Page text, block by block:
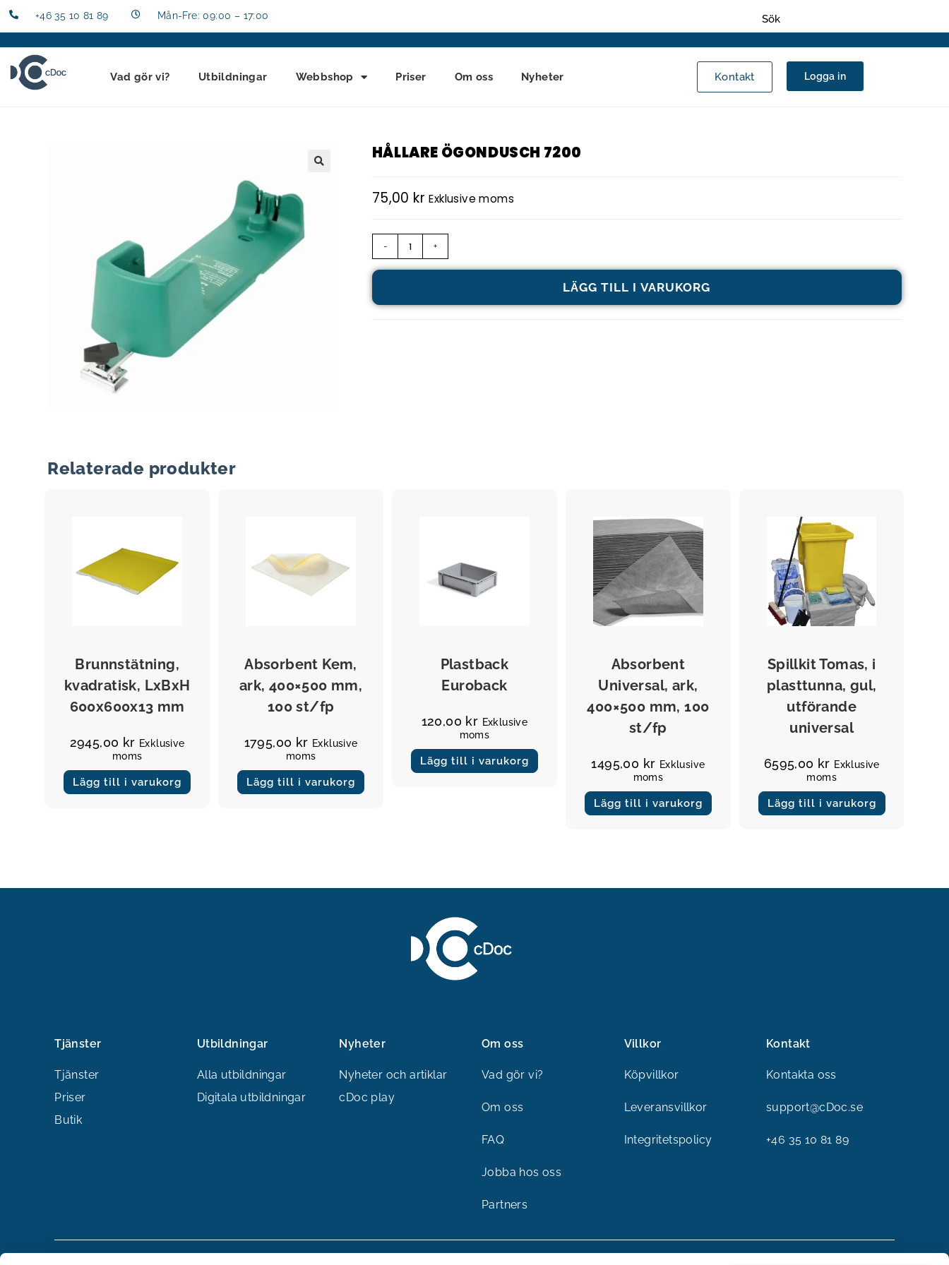
+46 35 10 81 89 Mån-Fre: 09:00 – 17:00
Vad gör vi? Utbildningar Webbshop Priser Om oss Nyheter Kontakt Logga in
HÅLLARE ÖGONDUSCH 7200
75,00 kr Exklusive moms
- +
LÄGG TILL I VARUKORG
Relaterade produkter
Brunnstätning,
kvadratisk, LxBxH
600x600x13 mm
2945,00 kr Exklusive
moms
Lägg till i varukorg
Absorbent Kem,
ark, 400×500 mm,
100 st/fp
1795,00 kr Exklusive
moms
Lägg till i varukorg
Plastback
Euroback
120,00 kr Exklusive
moms
Lägg till i varukorg
Absorbent
Universal, ark,
400×500 mm, 100
st/fp
1495,00 kr Exklusive
moms
Lägg till i varukorg
Spillkit Tomas, i
plasttunna, gul,
utförande
universal
6595,00 kr Exklusive
moms
Lägg till i varukorg
Tjänster
Tjänster
Priser
Butik
Utbildningar
Alla utbildningar
Digitala utbildningar
Nyheter
Nyheter och artiklar
cDoc play
Om oss
Vad gör vi?
Om oss
FAQ
Jobba hos oss
Partners
Villkor
Köpvillkor
Leveransvillkor
Integritetspolicy
Kontakt
Kontakta oss
support@cDoc.se
+46 35 10 81 89